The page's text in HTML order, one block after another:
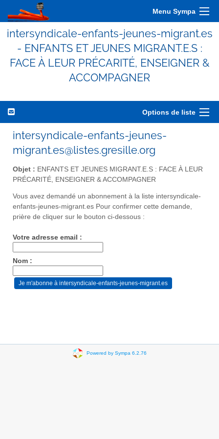
Menu Sympa
intersyndicale-enfants-jeunes-migrant.es
- ENFANTS ET JEUNES MIGRANT.E.S :
FACE À LEUR PRÉCARITÉ, ENSEIGNER &
ACCOMPAGNER
Options de liste
intersyndicale-enfants-jeunes-
migrant.es@listes.gresille.org
Objet : ENFANTS ET JEUNES MIGRANT.E.S : FACE À LEUR
PRÉCARITÉ, ENSEIGNER & ACCOMPAGNER
Vous avez demandé un abonnement à la liste intersyndicale-
enfants-jeunes-migrant.es Pour confirmer cette demande,
prière de cliquer sur le bouton ci-dessous :
Votre adresse email :
Nom :
Powered by Sympa 6.2.76